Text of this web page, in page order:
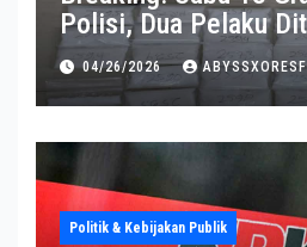
Polisi, Dua Pelaku
Operasi Berlangsung
04/26/2026
Politik & Kebijakan Publik